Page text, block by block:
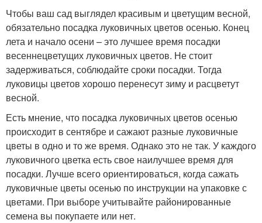
Чтобы ваш сад выглядел красивым и цветущим весной,
обязательно посадка луковичных цветов осенью. Конец
лета и начало осени – это лучшее время посадки
весеннецветущих луковичных цветов. Не стоит
задерживаться, соблюдайте сроки посадки. Тогда
луковицы цветов хорошо перенесут зиму и расцветут
весной.
Есть мнение, что посадка луковичных цветов осенью
происходит в сентябре и сажают разные луковичные
цветы в одно и то же время. Однако это не так. У каждого
луковичного цветка есть свое наилучшее время для
посадки. Лучше всего ориентироваться, когда сажать
луковичные цветы осенью по инструкции на упаковке с
цветами. При выборе учитывайте районированные
семена вы покупаете или нет.